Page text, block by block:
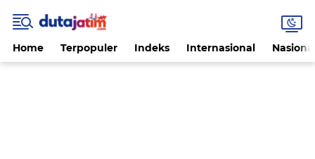
Home Terpopuler Indeks Internasional